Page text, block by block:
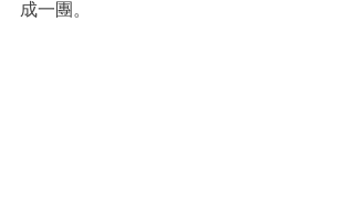
成一團。